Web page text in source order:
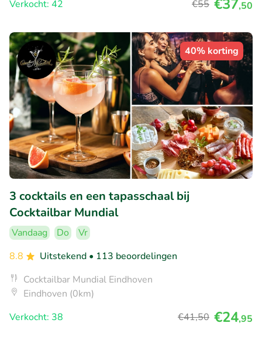
Verkocht: 42 €55 €37,50
40% korting
3 cocktails en een tapasschaal bij
Cocktailbar Mundial
Vandaag Do
Vr
8.8
Uitstekend • 113 beoordelingen
Cocktailbar Mundial Eindhoven
Eindhoven (0km)
Verkocht: 38
€41,50 €24,95